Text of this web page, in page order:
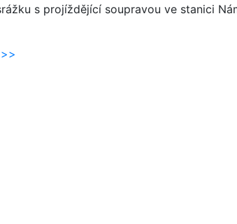
s projíždějící soupravou ve stanici